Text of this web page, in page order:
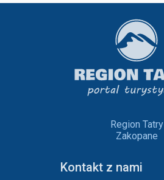
Region Tatry
Zakopane
Kontakt z nami